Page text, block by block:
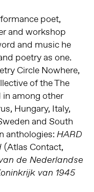
poet,
and workshop
and music he
poetry as one.
Circle Nowhere,
of the The
among other
Hungary, Italy,
and South
anthologies: HARD
(Atlas Contact,
de Nederlandse
van 1945